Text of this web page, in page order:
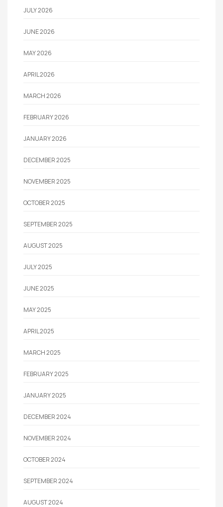
JULY 2026
JUNE 2026
MAY 2026
APRIL 2026
MARCH 2026
FEBRUARY 2026
JANUARY 2026
DECEMBER 2025
NOVEMBER 2025
OCTOBER 2025
SEPTEMBER 2025
AUGUST 2025
JULY 2025
JUNE 2025
MAY 2025
APRIL 2025
MARCH 2025
FEBRUARY 2025
JANUARY 2025
DECEMBER 2024
NOVEMBER 2024
OCTOBER 2024
SEPTEMBER 2024
AUGUST 2024